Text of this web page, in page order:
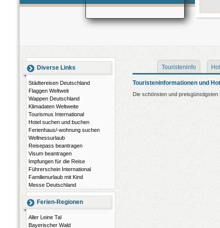
Diverse Links
Städtereisen Deutschland
Flaggen Weltweit
Wappen Deutschland
Klimadaten Weltweite
Tourismus International
Hotel suchen und buchen
Ferienhaus/-wohnung suchen
Wellnessurlaub
Reisepass beantragen
Visum beantragen
Impfungen für die Reise
Führerschein International
Familienurlaub mit Kind
Messe Deutschland
Ferien-Regionen
Aller Leine Tal
Bayerischer Wald
Touristeninfo
Touristeninformationen und
Die schönsten und preisgünstigsten